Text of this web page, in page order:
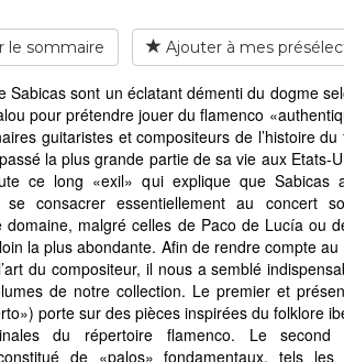
le sommaire Ajouter à mes
Sabicas sont un éclatant démenti du dogme
pour prétendre jouer du flamenco
guitaristes et compositeurs de l’histoire du
la plus grande partie de sa vie aux Etats-
ce long «exil» qui explique que Sabicas
consacrer essentiellement au concert
domaine, malgré celles de Paco de Lucía ou
la plus abondante. Afin de rendre compte au
du compositeur, il nous a semblé
de notre collection. Le premier et
porte sur des pièces inspirées du folklore
du répertoire flamenco. Le second
de «palos» fondamentaux, tels les